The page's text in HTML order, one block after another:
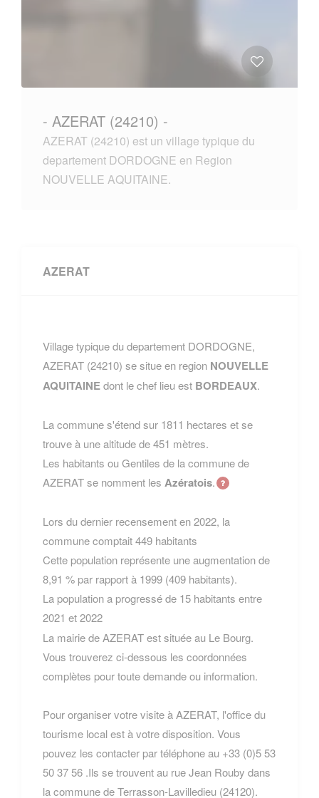
- AZERAT (24210) -
AZERAT (24210) est un village typique du
departement DORDOGNE en Region
NOUVELLE AQUITAINE.
AZERAT
Village typique du departement DORDOGNE,
AZERAT (24210) se situe en region NOUVELLE
AQUITAINEdont le chef lieu est BORDEAUX.
La commune s'étend sur 1811 hectares et se
trouve à une altitude de 451 mètres.
Les habitants ou Gentiles de la commune de
AZERAT se nomment les Azératois.
Lors du dernier recensement en 2022, la
commune comptait 449 habitants
Cette population représente une augmentation de
8,91 % par rapport à 1999 (409 habitants).
La population a progressé de 15 habitants entre
2021 et 2022
La mairie de AZERAT est située au Le Bourg.
Vous trouverez ci-dessous les coordonnées
complètes pour toute demande ou information.
Pour organiser votre visite à AZERAT, l'office du
tourisme local est à votre disposition. Vous
pouvez les contacter par téléphone au +33 (0)5 53
50 37 56 .Ils se trouvent au rue Jean Rouby dans
la commune de Terrasson-Lavilledieu (24120).